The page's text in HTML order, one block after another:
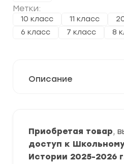
Метки:
10 класс 11 класс
6 класс
7 класс 8
Описание
Приобретая товар,
доступ к
Истории 2025-2026